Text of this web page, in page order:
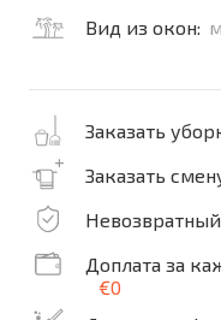
Вид из окон:
Заказать
Заказать
Доплата за
€0